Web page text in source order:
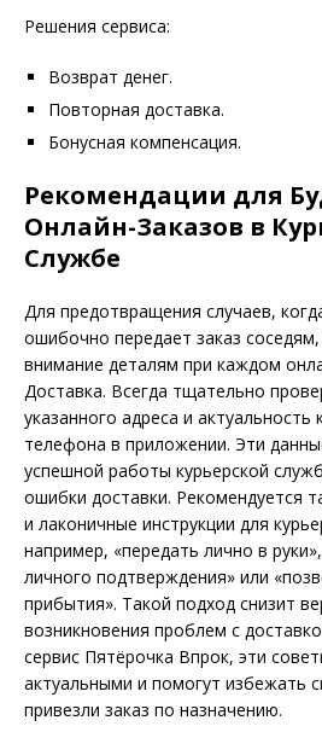
Решения сервиса:
Возврат денег.
Повторная доставка.
Бонусная компенсация.
Рекомендации для
Онлайн-Заказов в
Службе
Для предотвращения случаев,
ошибочно передает заказ
внимание деталям при каждом
Доставка. Всегда тщательно
указанного адреса и
телефона в приложении. Эти
успешной работы курьерской
ошибки доставки. Рекомендуется
и лаконичные инструкции для
например, «передать лично в
личного подтверждения» или
прибытия». Такой подход снизит
возникновения проблем с
сервис Пятёрочка Впрок, эти
актуальными и помогут избежать
привезли заказ по назначению.